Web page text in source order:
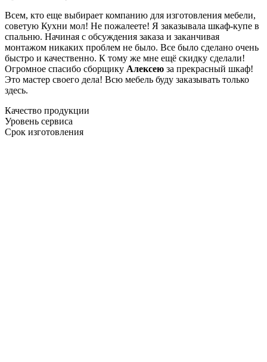
Всем, кто еще выбирает компанию для изготовления мебели,
советую Кухни мол! Не пожалеете! Я заказывала шкаф-купе в
спальню. Начиная с обсуждения заказа и заканчивая
монтажом никаких проблем не было. Все было сделано очень
быстро и качественно. К тому же мне ещё скидку сделали!
Огромное спасибо сборщику Алексею за прекрасный шкаф!
Это мастер своего дела! Всю мебель буду заказывать только
здесь.
Качество продукции
Уровень сервиса
Срок изготовления